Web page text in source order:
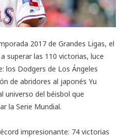
2017 de Grandes Ligas, el
superar las 110 victorias, luce
los Dodgers de Los Ángeles
de abridores al japonés Yu
universo del béisbol que
la Serie Mundial.
impresionante: 74 victorias